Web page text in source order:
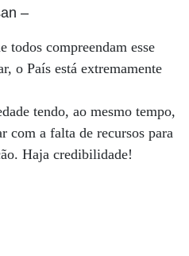
–
todos compreendam esse
o País está extremamente
tendo, ao mesmo tempo,
com a falta de recursos para
Haja credibilidade!